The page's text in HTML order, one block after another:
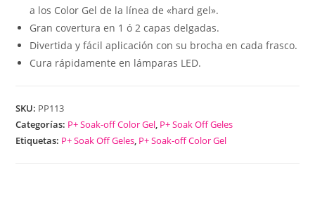
a los Color Gel de la línea de «hard gel».
Gran covertura en 1 ó 2 capas delgadas.
Divertida y fácil aplicación con su brocha en cada frasco.
Cura rápidamente en lámparas LED.
SKU: PP113
Categorías: P+ Soak-off Color Gel P+ Soak Off Geles
Etiquetas: P+ Soak Off Geles P+ Soak-off Color Gel